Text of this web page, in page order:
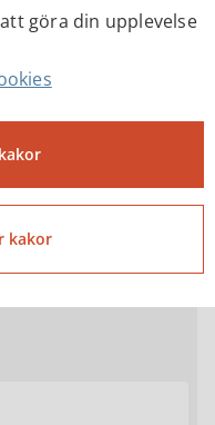
göra din upplevelse
kakor